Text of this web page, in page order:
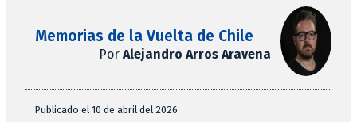
Memorias de la Vuelta de Chile
Por Alejandro Arros Aravena
Publicado el 10 de abril del 2026